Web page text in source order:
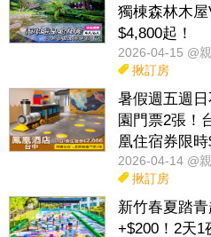
獨棟森林木
$4,800起！
2026-04-15 @
揪訂房
暑假週五週
園門票2張！
凰住宿券限時
2026-04-14 @
揪訂房
新竹春夏踏
+$200！2天1